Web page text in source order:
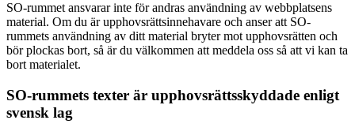
SO-rummet ansvarar inte för andras användning av webbplatsens
material. Om du är upphovsrättsinnehavare och anser att SO-
rummets användning av ditt material bryter mot upphovsrätten och
bör plockas bort, så är du välkommen att meddela oss så att vi kan ta
bort materialet.
SO-rummets texter är upphovsrättsskyddade enligt
svensk lag